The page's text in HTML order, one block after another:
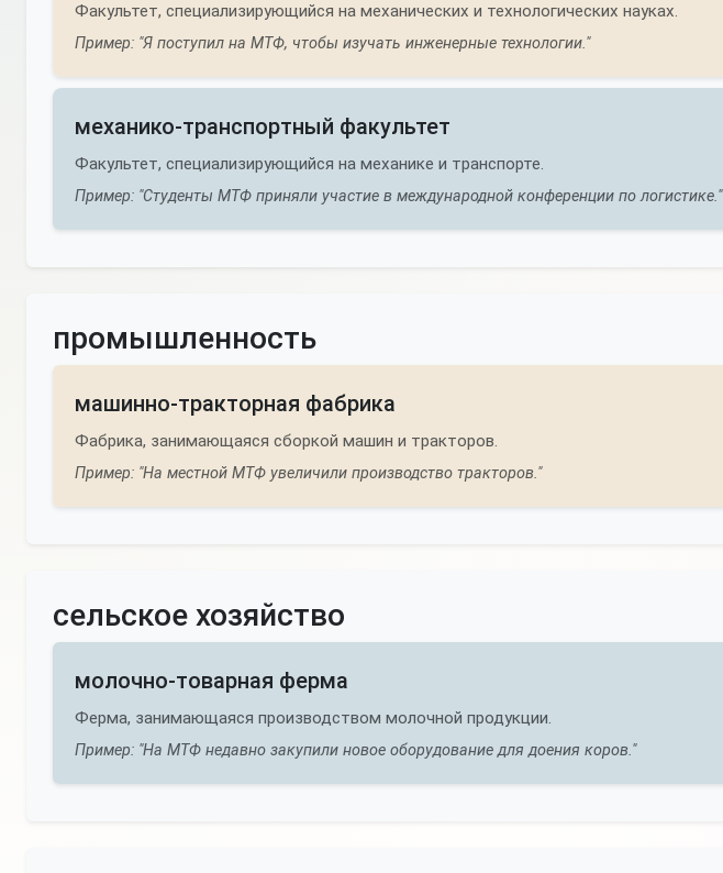
Факультет, специализирующийся на механических и технологических науках.
Пример: "Я поступил на МТФ, чтобы изучать инженерные технологии."
механико-транспортный факультет
Факультет, специализирующийся на механике и транспорте.
Пример: "Студенты МТФ приняли участие в международной конференции по логистике."
промышленность
машинно-тракторная фабрика
Фабрика, занимающаяся сборкой машин и тракторов.
Пример: "На местной МТФ увеличили производство тракторов."
сельское хозяйство
молочно-товарная ферма
Ферма, занимающаяся производством молочной продукции.
Пример: "На МТФ недавно закупили новое оборудование для доения коров."